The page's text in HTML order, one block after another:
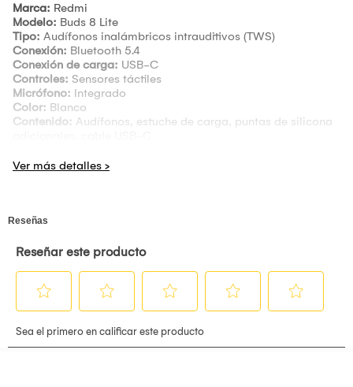
Marca: Redmi
Modelo: Buds 8 Lite
Tipo: Audífonos inalámbricos intrauditivos (TWS)
Conexión: Bluetooth 5.4
Conexión de carga: USB-C
Controles: Sensores táctiles
Micrófono: Integrado
Color: Blanco
Contenido: Audífonos, estuche de carga, puntas de silicona
Los Audífonos Redmi Buds 8 Lite ofrecen sonido claro y una
larga duración y un diseño ligero en un formato compacto y
La tecnología Bluetooth 5.4 proporciona un emparejamiento
rápido y una conexión estable con smartphones, tablets y
computadoras, reduciendo cortes de audio y asegurando
DISEÑO LIGEROYERGONÓMICO